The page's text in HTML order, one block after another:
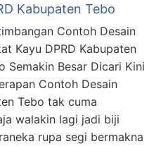
Kabupaten Tebo
Contoh Desain
Kayu DPRD Kabupaten
Semakin Besar Dicari Kini
Contoh Desain
Tebo tak cuma
walakin lagi jadi biji
rupa segi bermakna